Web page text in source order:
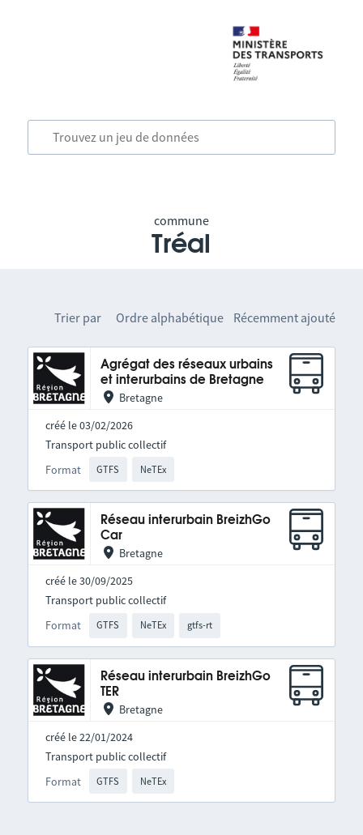
commune
Tréal
Trier par Ordre alphabétique Récemment ajouté
Agrégat des réseaux urbains
et interurbains de Bretagne
Bretagne
créé le 03/02/2026
Format GTFS NeTEx
Transport public collectif
Réseau interurbain BreizhGo
Car
Bretagne
créé le 30/09/2025
Format GTFS NeTEx gtfs-rt
Transport public collectif
Réseau interurbain BreizhGo
TER
Bretagne
créé le 22/01/2024
Format GTFS NeTEx
Transport public collectif